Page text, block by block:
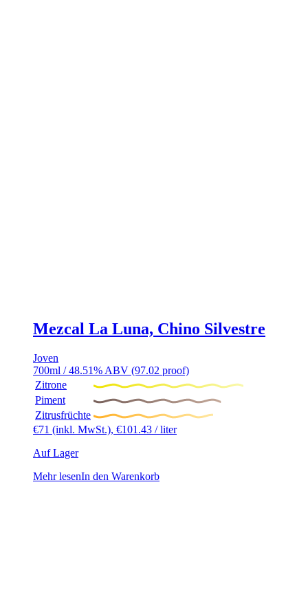
Mezcal La Luna, Chino Silvestre
Joven
700ml / 48.51% ABV (97.02 proof)
Zitrone
Piment
Zitrusfrüchte
€71 (inkl. MwSt.), €101.43 / liter
Auf Lager
Mehr lesenIn den Warenkorb